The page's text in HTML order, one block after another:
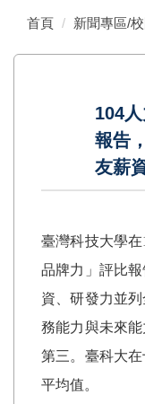
首頁 新聞專區/
104
報告
友薪
臺灣科技大學在
品牌力」評比
資、研發力並
務能力與未來
第三。臺科大
平均值。